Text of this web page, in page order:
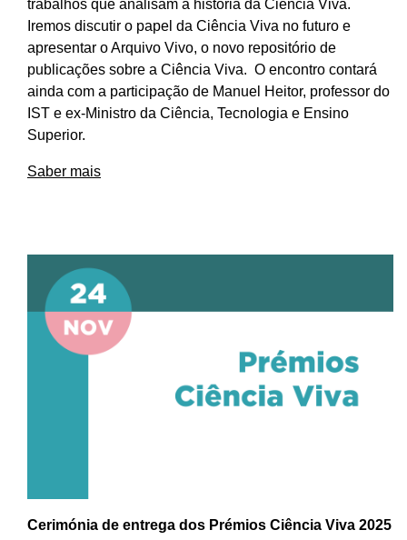
trabalhos que analisam a história da Ciência Viva.
Iremos discutir o papel da Ciência Viva no futuro e
apresentar o Arquivo Vivo, o novo repositório de
publicações sobre a Ciência Viva. O encontro contará
ainda com a participação de Manuel Heitor, professor do
IST e ex-Ministro da Ciência, Tecnologia e Ensino
Superior.
Saber mais
Cerimónia de entrega dos Prémios Ciência Viva 2025